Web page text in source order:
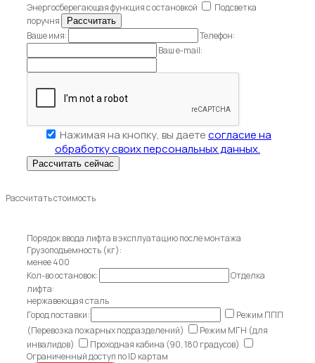
Энергосберегающая функция с остановкой
Подсветка
поручня
Ваше имя:
Телефон:
Ваш e-mail:
Нажимая на кнопку, вы даетесогласие на
обработку своих персональных данных.
Рассчитать стоимость
Порядок ввода лифта в эксплуатацию после монтажа
Грузоподъемность (кг):
менее 400
Кол-во остановок:
Отделка
лифта:
нержавеющая сталь
Город поставки:
Режим ППП
(Перевозка пожарных подразделений)
Режим МГН (для
инвалидов)
Проходная кабина (90, 180 градусов)
Ограниченный доступ по ID картам